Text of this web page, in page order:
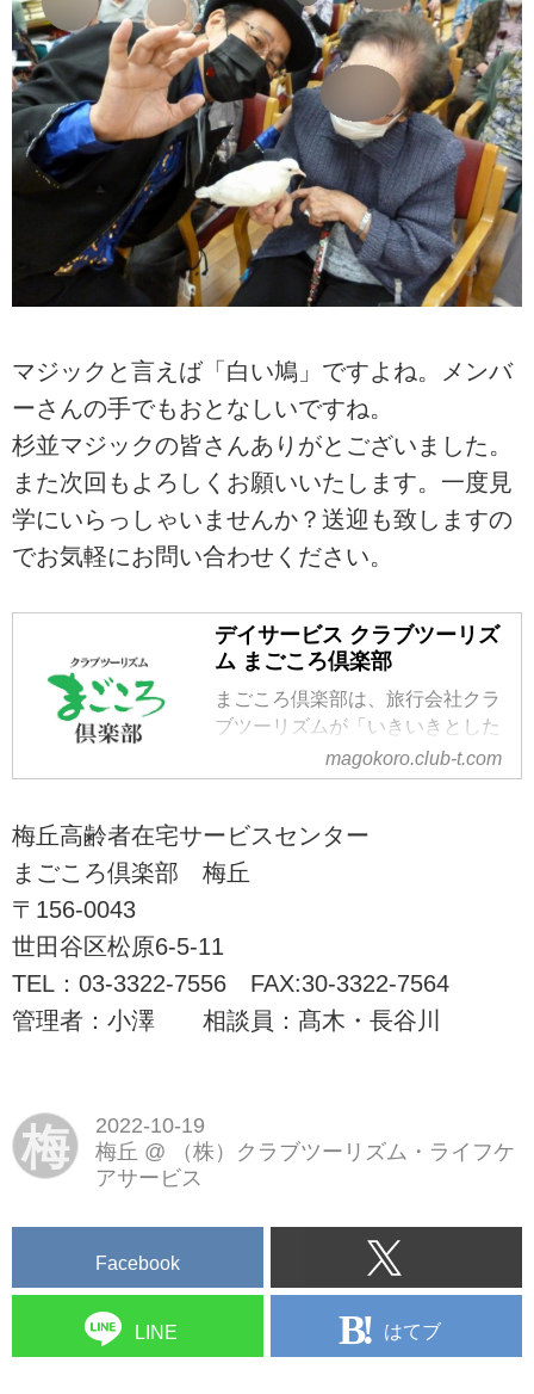
マジックと言えば「白い鳩」ですよね。メンバ
ーさんの手でもおとなしいですね。
杉並マジックの皆さんありがとございました。
また次回もよろしくお願いいたします。一度見
学にいらっしゃいませんか？送迎も致しますの
でお気軽にお問い合わせください。
デイサービス クラブツーリズ
ム まごころ倶楽部
まごころ倶楽部は、旅行会社クラ
ブツーリズムが「いきいきとした
高齢者文化の創造」の実践とし
て、夢や生きがいをあきらめて欲
いる介護施設です。株式会社クラ
ブツーリズム・ライフケアサービ
スが東京都内8カ所でデイサービ
を展開しています。
magokoro.club-t.com
梅丘高齢者在宅サービスセンター
まごころ倶楽部 梅丘
〒156-0043
世田谷区松原6-5-11
TEL：03-3322-7556 FAX:30-3322-7564
管理者：小澤 相談員：髙木・長谷川
梅
2022-10-19
梅丘 @
（株）クラブツーリズム・ライフケ
アサービス
Facebook
LINE はてブ